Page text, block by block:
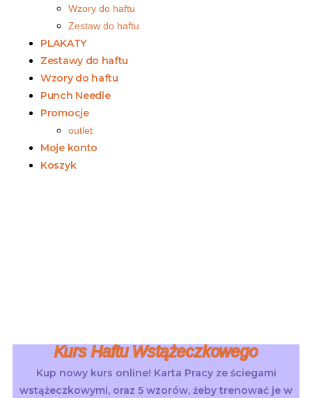
Wzory do haftu
Zestaw do haftu
PLAKATY
Zestawy do haftu
Wzory do haftu
Punch Needle
Promocje
outlet
Moje konto
Koszyk
Kurs Haftu Wstążeczkowego
Kup nowy kurs online! Karta Pracy ze ściegami
wstążeczkowymi, oraz 5 wzorów, żeby trenować je w